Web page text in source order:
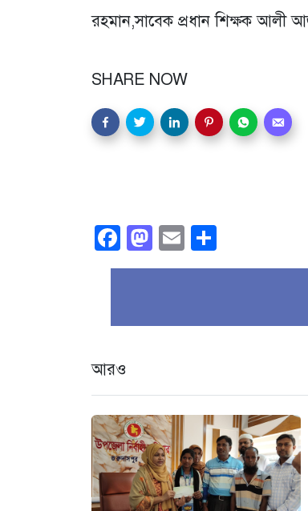
রহমান,সাবেক প্রধান শিক্ষক আলী
SHARE NOW
Facebook
Mastodon
Email
আরও